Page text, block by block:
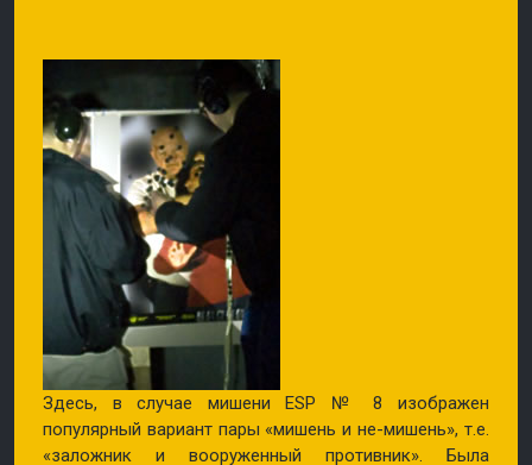
Здесь, в случае мишени ESP № 8 изображен
популярный вариант пары «мишень и не-мишень», т.е.
«заложник и вооруженный противник». Была